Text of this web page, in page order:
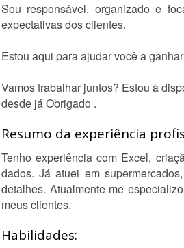
Sou responsável, organizado e
expectativas dos clientes.
Estou aqui para ajudar você a
Vamos trabalhar juntos? Estou à
desde já Obrigado .
Resumo da experiência
Tenho experiência com Excel,
dados. Já atuei em
detalhes. Atualmente me
meus clientes.
Habilidades: